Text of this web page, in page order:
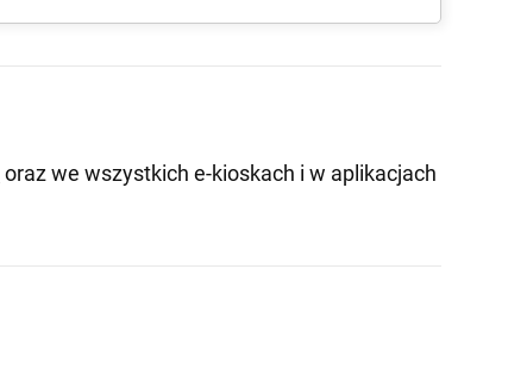
oraz we wszystkich e-kioskach i w aplikacjach